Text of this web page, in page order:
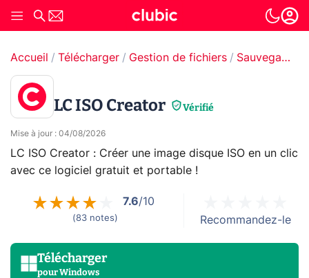
Accueil Télécharger Gestion de fichiers Sauvegarde & Copie de fichiers
LC ISO Creator Vérifié
Mise à jour : 04/08/2026
LC ISO Creator : Créer une image disque ISO en un clic
avec ce logiciel gratuit et portable !
7.6/10
(83 notes) Recommandez-le
Télécharger
pourWindows